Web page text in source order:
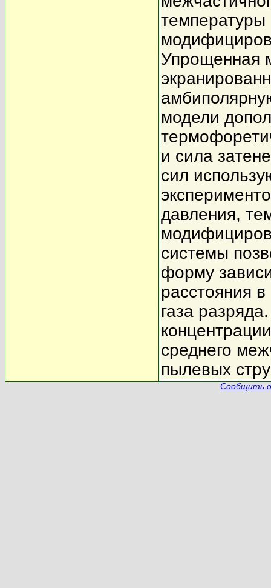
температуры
Упрощенная
модели
и сила
сил
давления,
системы
форму
расстояния
газа
среднего
пылевых
Сообщить о